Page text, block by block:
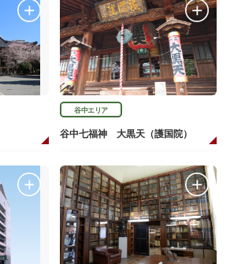
谷中エリア
谷中七福神 大黒天（護国院）